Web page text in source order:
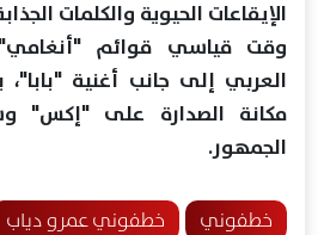
الإيقاعات الحيوية والكلمات
وقت قياسي قوائم
العربي إلى جانب أغنية
مكانة الصدارة على "إكس"
الجمهور.
خطفوني خطفوني عمرو دياب